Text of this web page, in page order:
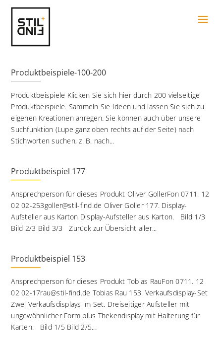
Produktbeispiele-100-200
Produktbeispiele Klicken Sie sich hier durch 200 vielseitige
Produktbeispiele. Sammeln Sie Ideen und lassen Sie sich zu
eigenen Kreationen anregen. Sie können auch über unsere
Suchfunktion (Lupe ganz oben rechts auf der Seite) nach
Stichworten suchen, z. B. nach...
Produktbeispiel 177
Ansprechperson für dieses Produkt Oliver GollerFon 0711. 12
02 02-253goller@stil-find.de Oliver Goller 177. Display-
Aufsteller aus Karton Display-Aufsteller aus Karton. Bild 1/3
Bild 2/3 Bild 3/3 Zurück zur Übersicht aller...
Produktbeispiel 153
Ansprechperson für dieses Produkt Tobias RauFon 0711. 12
02 02-17rau@stil-find.de Tobias Rau 153. Verkaufsdisplay-Set
Zwei Verkaufsdisplays im Set. Dreiseitiger Aufsteller mit
ungewöhnlicher Form plus Thekendisplay mit Halterung für
Karten. Bild 1/5 Bild 2/5...